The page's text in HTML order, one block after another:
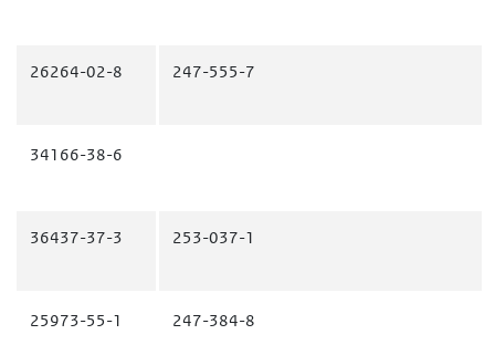
26264-02-8 247-555-7
34166-38-6
36437-37-3 253-037-1
25973-55-1 247-384-8